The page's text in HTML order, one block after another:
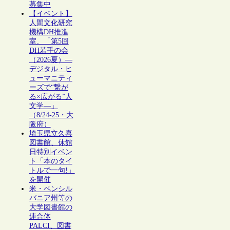
募集中
【イベント】
人間文化研究
機構DH推進
室、「第5回
DH若手の会
（2026夏）―
デジタル・ヒ
ューマニティ
ーズで“繋が
る×広がる”人
文学―」
（8/24-25・大
阪府）
埼玉県立久喜
図書館、休館
日特別イベン
ト「本のタイ
トルで一句!」
を開催
米・ペンシル
バニア州等の
大学図書館の
連合体
PALCI、図書